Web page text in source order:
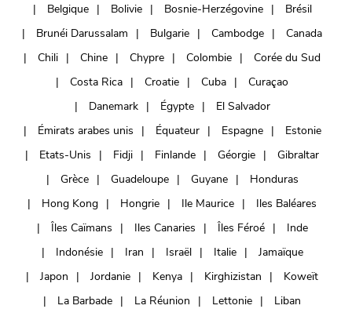
Belgique
Bolivie Bosnie-Herzégovine
Brésil
Brunéi Darussalam
Bulgarie Cambodge
Canada
Chili
Chine Chypre Colombie
Corée du Sud
Costa Rica
Croatie Cuba
Curaçao
Danemark
Égypte
El Salvador
Émirats arabes unis
Équateur Espagne
Estonie
Etats-Unis
Fidji Finlande Géorgie
Gibraltar
Grèce
Guadeloupe Guyane
Honduras
Hong Kong
Hongrie Ile Maurice
Iles Baléares
Îles Caïmans
Iles Canaries Îles Féroé
Inde
Indonésie
Iran Israël Italie
Jamaïque
Japon
Jordanie Kenya Kirghizistan
Koweït
La Barbade
La Réunion Lettonie
Liban